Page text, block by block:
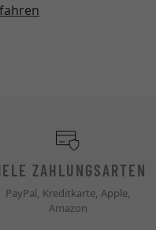
ZAHLUNGSARTEN
PayPal, Kreditkarte, Apple,
Amazon